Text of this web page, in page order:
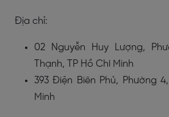
Địa chỉ:
02 Nguyễn Huy Lượng,
Thạnh, TP Hồ Chí Minh
393 Điện Biên Phủ, Phường
Minh